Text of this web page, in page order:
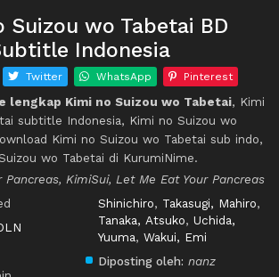
Suizou wo Tabetai BD
Indonesia
Twitter WhatsApp Pinterest
lengkap Kimi no Suizou wo Tabetai, Kimi
subtitle Indonesia, Kimi no Suizou wo
Kimi no Suizou wo Tabetai sub indo,
wo Tabetai di KurumiNime.
Pancreas, KimiSui, Let Me Eat Your Pancreas
Shinichiro, Takasugi, Mahiro,
Tanaka, Atsuko,Uchida,
Yuuma,Wakui, Emi
Diposting oleh: nanz